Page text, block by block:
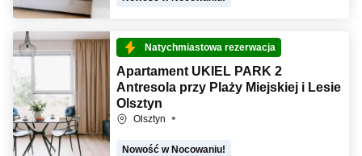
Natychmiastowa rezerwacja
Apartament UKIEL PARK 2
Antresola przy Plaży Miejskiej i Lesie
Olsztyn
Olsztyn
Nowość w Nocowaniu!